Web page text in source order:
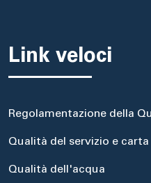
Link veloci
Regolamentazione della
Qualità del servizio e carta
Qualità dell'acqua